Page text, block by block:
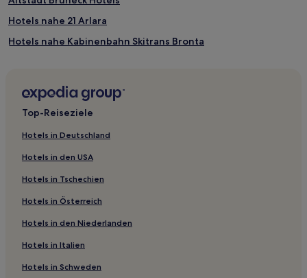
Hotels nahe 21 Arlara
Hotels nahe Kabinenbahn Skitrans Bronta
Hotels nahe Floralpinalift
Hotels nahe Seilbahn Boè
Hotels nahe St. Ulrich - Seiser Alm
Campitello di Fassa Hotels
Hotels nahe Fedaia-Pian dei Fiacconi
Beyoğlu Hotels
Hotels nahe 34 Borest
Top-Reiseziele
Hotels in Deutschland
Hotels in den USA
Hotels in Tschechien
Hotels in Österreich
Hotels in den Niederlanden
Hotels in Italien
Hotels in Schweden